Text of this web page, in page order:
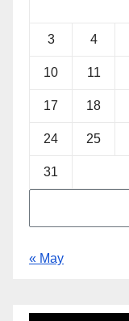
3 4
10 11
17 18
24 25
31
« May